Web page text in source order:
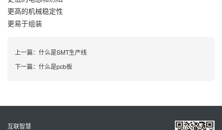
更高的机械稳定性
更易于组装
上一篇： 什么是SMT生产线
下一篇： 什么是pcb板
互联智慧